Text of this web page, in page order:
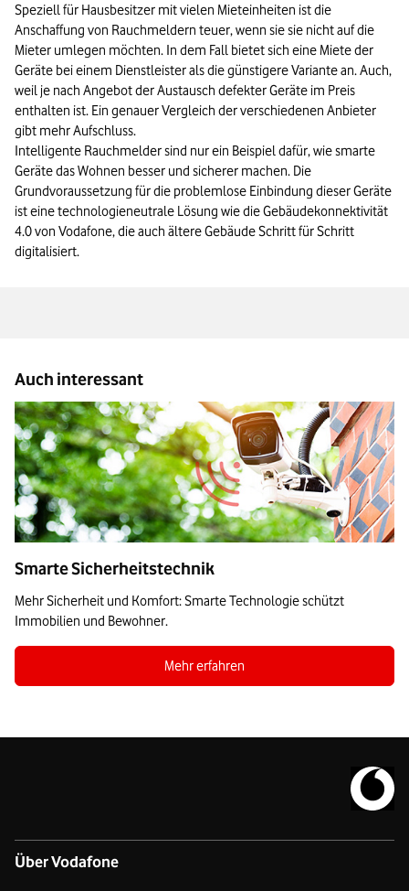
Speziell für Hausbesitzer mit vielen Mieteinheiten ist die
Anschaffung von Rauchmeldern teuer, wenn sie sie nicht auf die
Mieter umlegen möchten. In dem Fall bietet sich eine Miete der
Geräte bei einem Dienstleister als die günstigere Variante an. Auch,
weil je nach Angebot der Austausch defekter Geräte im Preis
enthalten ist. Ein genauer Vergleich der verschiedenen Anbieter
gibt mehr Aufschluss.
Intelligente Rauchmelder sind nur ein Beispiel dafür, wie smarte
Geräte das Wohnen besser und sicherer machen. Die
Grundvoraussetzung für die problemlose Einbindung dieser Geräte
ist eine technologieneutrale Lösung wie die Gebäudekonnektivität
4.0 von Vodafone, die auch ältere Gebäude Schritt für Schritt
digitalisiert.
Auch interessant
Smarte Sicherheitstechnik
Mehr Sicherheit und Komfort: Smarte Technologie schützt
Immobilien und Bewohner.
Zum Blogbeitrag Smarte
Mehr erfahren
Zur
Über Vodafone